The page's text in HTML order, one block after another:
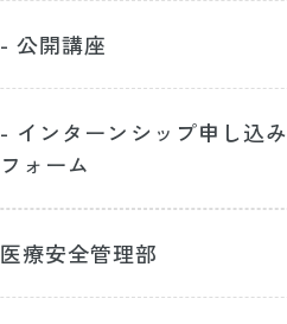
- 公開講座
- インターンシップ申し込み
フォーム
医療安全管理部